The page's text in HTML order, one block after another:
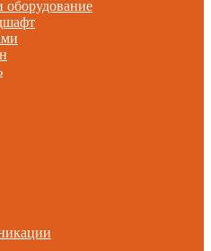
оборудование